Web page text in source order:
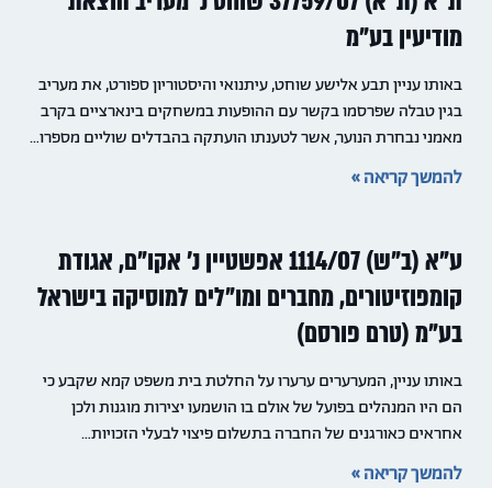
מודיעין בע"מ
באותו עניין תבע אלישע שוחט, עיתנואי והיסטוריון ספורט, את מעריב
בגין טבלה שפרסמו בקשר עם ההופעות במשחקים בינארציים בקרב
מאמני נבחרת הנוער, אשר לטענתו הועתקה בהבדלים שוליים מספרו…
להמשך קריאה »
ע"א (ב"ש) 1114/07 אפשטיין נ' אקו"ם, אגודת
קומפוזיטורים, מחברים ומו"לים למוסיקה בישראל
בע"מ (טרם פורסם)
באותו עניין, המערערים ערערו על החלטת בית משפט קמא שקבע כי
הם היו המנהלים בפועל של אולם בו הושמעו יצירות מוגנות ולכן
אחראים כאורגנים של החברה בתשלום פיצוי לבעלי הזכויות…
להמשך קריאה »